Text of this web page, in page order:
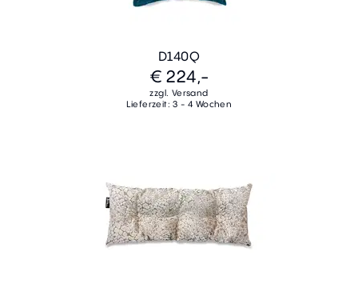
D140Q
€ 224,-
zzgl. Versand
Lieferzeit: 3 - 4 Wochen